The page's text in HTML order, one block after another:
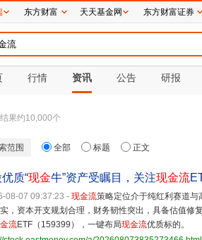
行情 资讯 公告 研报
果约10,000个
范围 全部 标题 正文
质“现金牛”资产受瞩目，关注现金流
08-07 09:37:23 - 现金流策略定位介于纯红利赛道
，资本开支规划合理，财务韧性突出，具备估值修
流ETF（159399），一键布局现金流优质标的。
东方财富 天天基金网 东方财富证券